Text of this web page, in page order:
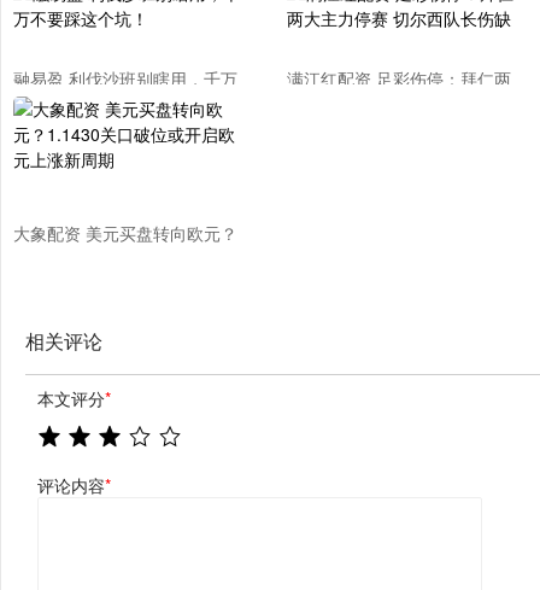
融易盈 利伐沙班别瞎用，千万
不要踩这个坑！
满江红配资 足彩伤停：拜仁两
大象配资 美元买盘转向欧元？
相关评论
本文评分*
评论内容*